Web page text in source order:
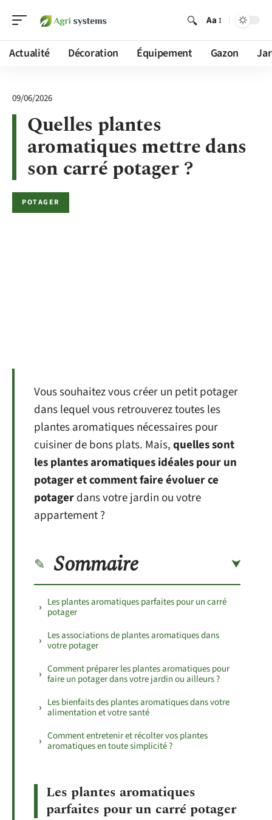
Aa
Actualité Décoration Équipement Gazon
09/06/2026
Quelles plantes
aromatiques mettre dans
son carré potager ?
POTAGER
Vous souhaitez vous créer un petit potager
dans lequel vous retrouverez toutes les
plantes aromatiques nécessaires pour
cuisiner de bons plats. Mais,quelles sont
les plantes aromatiques idéales pour un
potager et comment faire évoluer ce
potagerdans votre jardin ou votre
appartement ?
Sommaire
Les plantes aromatiques parfaites pour un carré
potager
Les associations de plantes aromatiques dans
votre potager
Comment préparer les plantes aromatiques pour
faire un potager dans votre jardin ou ailleurs ?
Les bienfaits des plantes aromatiques dans votre
alimentation et votre santé
Comment entretenir et récolter vos plantes
aromatiques en toute simplicité ?
Les plantes aromatiques
parfaites pour un carré potager